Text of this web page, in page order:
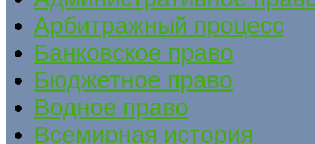
Арбитражный процесс
Банковское право
Бюджетное право
Водное право
Всемирная история